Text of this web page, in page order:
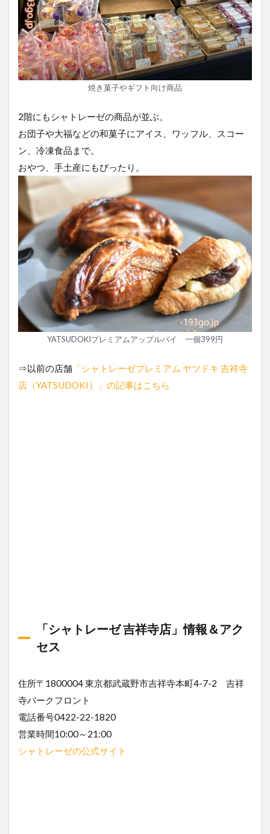
焼き菓子やギフト向け商品
2階にもシャトレーゼの商品が並ぶ。
お団子や大福などの和菓子にアイス、ワッフル、スコー
ン、冷凍食品まで。
おやつ、手土産にもぴったり。
YATSUDOKIプレミアムアップルパイ 一個399円
⇒以前の店舗 「シャトレーゼプレミアム ヤツドキ 吉祥寺
店（YATSUDOKI）」の記事はこちら
「シャトレーゼ 吉祥寺店」情報＆アク
セス
住所〒1800004 東京都武蔵野市吉祥寺本町4-7-2 吉祥
寺パークフロント
電話番号0422-22-1820
営業時間10:00～21:00
シャトレーゼの公式サイト